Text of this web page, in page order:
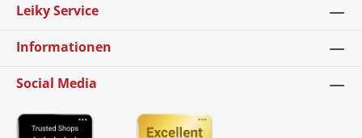
Leiky Service
Informationen
Social Media